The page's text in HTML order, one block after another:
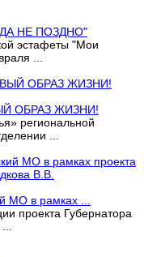
НЕ ПОЗДНО"
эстафеты "Мои
...
ОБРАЗ ЖИЗНИ!
региональной
...
МО в рамках ...
проекта Губернатора